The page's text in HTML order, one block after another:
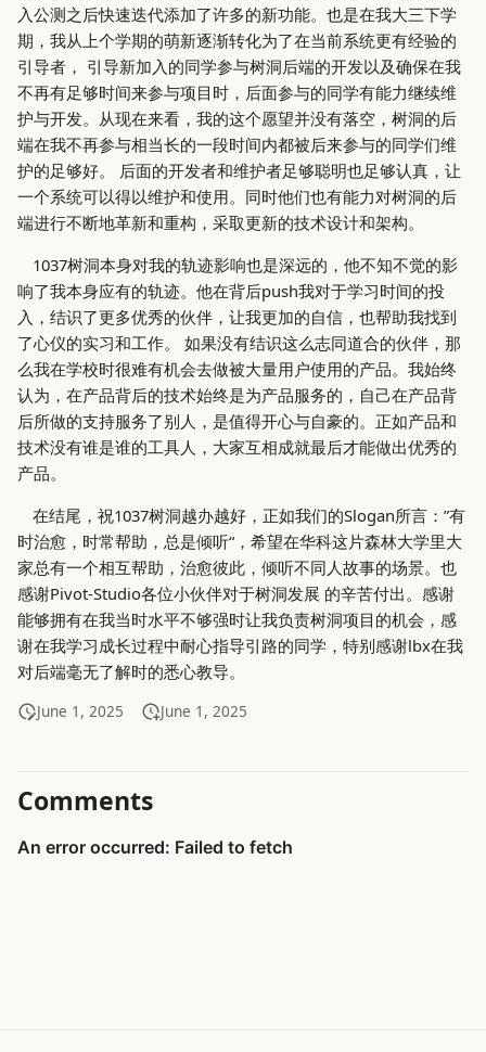
入公测之后快速迭代添加了许多的新功能。也是在我大三下学
期，我从上个学期的萌新逐渐转化为了在当前系统更有经验的
引导者， 引导新加入的同学参与树洞后端的开发以及确保在我
不再有足够时间来参与项目时，后面参与的同学有能力继续维
护与开发。从现在来看，我的这个愿望并没有落空，树洞的后
端在我不再参与相当长的一段时间内都被后来参与的同学们维
护的足够好。 后面的开发者和维护者足够聪明也足够认真，让
一个系统可以得以维护和使用。同时他们也有能力对树洞的后
端进行不断地革新和重构，采取更新的技术设计和架构。
1037树洞本身对我的轨迹影响也是深远的，他不知不觉的影
响了我本身应有的轨迹。他在背后push我对于学习时间的投
入，结识了更多优秀的伙伴，让我更加的自信，也帮助我找到
了心仪的实习和工作。 如果没有结识这么志同道合的伙伴，那
么我在学校时很难有机会去做被大量用户使用的产品。我始终
认为，在产品背后的技术始终是为产品服务的，自己在产品背
后所做的支持服务了别人，是值得开心与自豪的。正如产品和
技术没有谁是谁的工具人，大家互相成就最后才能做出优秀的
产品。
在结尾，祝1037树洞越办越好，正如我们的Slogan所言：”有
时治愈，时常帮助，总是倾听“，希望在华科这片森林大学里大
家总有一个相互帮助，治愈彼此，倾听不同人故事的场景。也
感谢Pivot-Studio各位小伙伴对于树洞发展 的辛苦付出。感谢
能够拥有在我当时水平不够强时让我负责树洞项目的机会，感
谢在我学习成长过程中耐心指导引路的同学，特别感谢lbx在我
对后端毫无了解时的悉心教导。
June 1, 2025 June 1, 2025
Comments